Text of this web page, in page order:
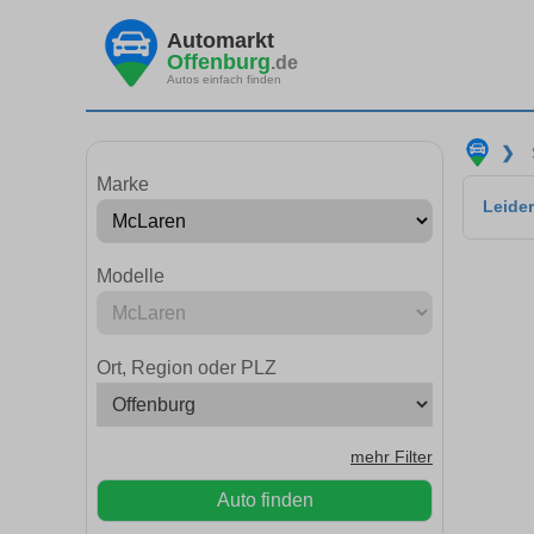
Automarkt
Offenburg.de
Autos einfach finden
Marke
Modelle
Ort, Region oder PLZ
mehr Filter
Auto finden
❯